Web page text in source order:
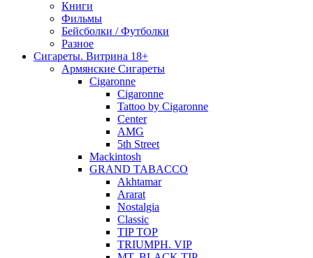
Книги
Фильмы
Бейсболки / Футболки
Разное
Сигареты. Витрина 18+
Армянские Сигареты
Cigaronne
Cigaronne
Tattoo by Cigaronne
Center
AMG
5th Street
Mackintosh
GRAND TABACCO
Akhtamar
Ararat
Nostalgia
Classic
TIP TOP
TRIUMPH. VIP